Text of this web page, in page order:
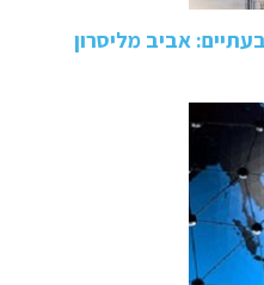
אביב מליסרון